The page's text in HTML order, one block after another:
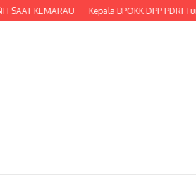
Kepala BPOKK DPP PDRI Turun